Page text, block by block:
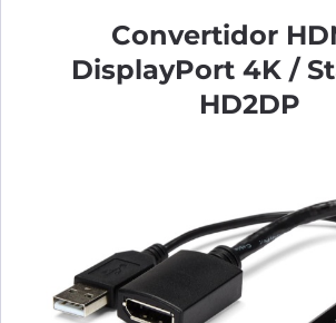
Convertidor
DisplayPort 4K /
HD2DP